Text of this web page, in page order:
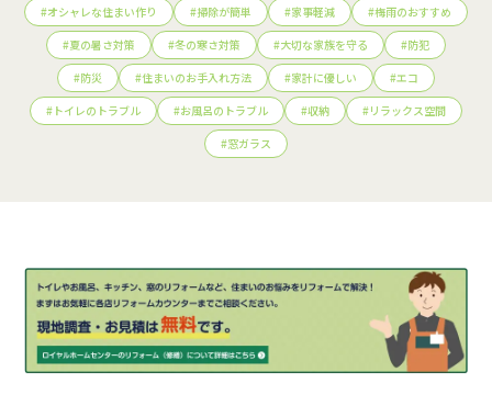
#オシャレな住まい作り #掃除が簡単 #家事軽減 #梅雨のおすすめ
#夏の暑さ対策 #冬の寒さ対策 #大切な家族を守る #防犯
#防災 #住まいのお手入れ方法 #家計に優しい #エコ
# トイレのトラブル #お風呂のトラブル #収納 #リラックス空間
#窓ガラス